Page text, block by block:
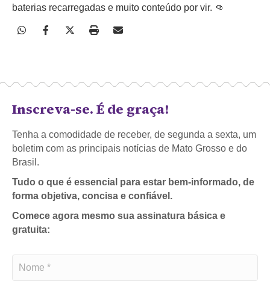
baterias recarregadas e muito conteúdo por vir. 👊
Inscreva-se. É de graça!
Tenha a comodidade de receber, de segunda a sexta, um
boletim com as principais notícias de Mato Grosso e do
Brasil.
Tudo o que é essencial para estar bem-informado, de
forma objetiva, concisa e confiável.
Comece agora mesmo sua assinatura básica e
gratuita: